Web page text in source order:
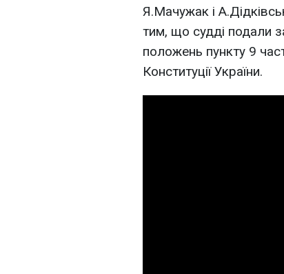
Я.Мачужак і
тим, що судді подали
положень пункту 9
Конституції України.